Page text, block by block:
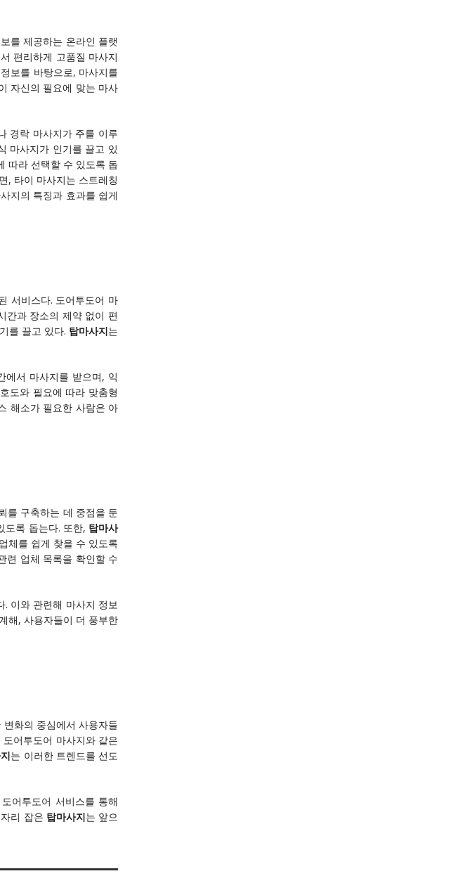
를 제공하는 온라인 플랫
편리하게 고품질 마사지
보를 바탕으로, 마사지를
자신의 필요에 맞는 마사
경락 마사지가 주를 이루
마사지가 인기를 끌고 있
따라 선택할 수 있도록 돕
, 타이 마사지는 스트레칭
지의 특징과 효과를 쉽게
서비스다. 도어투도어 마
간과 장소의 제약 없이 편
를 끌고 있다. 탑마사지는
에서 마사지를 받으며, 익
도와 필요에 따라 맞춤형
해소가 필요한 사람은 아
를 구축하는 데 중점을 둔
도록 돕는다. 또한, 탑마사
체를 쉽게 찾을 수 있도록
련 업체 목록을 확인할 수
이와 관련해 마사지 정보
해, 사용자들이 더 풍부한
화의 중심에서 사용자들
어투도어 마사지와 같은
는 이러한 트렌드를 선도
어투도어 서비스를 통해
리 잡은 탑마사지는 앞으